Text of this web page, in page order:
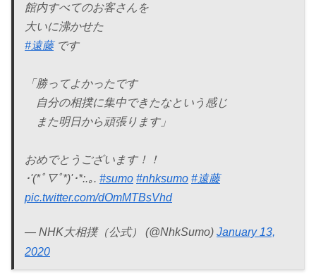
館内すべてのお客さんを
大いに沸かせた
#遠藤です
「勝ってよかったです
自分の相撲に集中できたなという感じ
また明日から頑張ります」
おめでとうございます！！
･'(*ﾟ▽ﾟ*)'･*:.｡. #sumo #nhksumo #遠藤
pic.twitter.com/dOmMTBsVhd
— NHK大相撲（公式） (@NhkSumo) January 13,
2020